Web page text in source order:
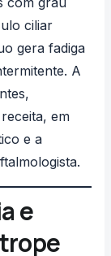
ciliar
gera fadiga
A
em
e a
.
e